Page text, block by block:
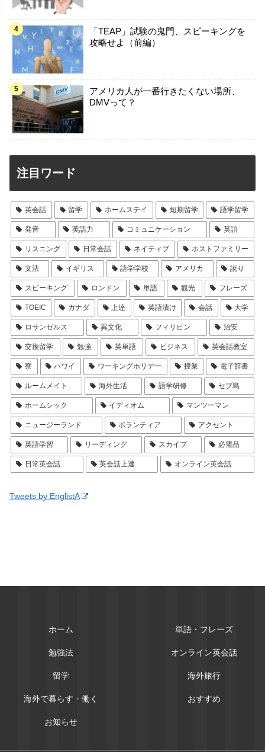
「TEAP」試験の鬼門、スピーキングを
攻略せよ（前編）
アメリカ人が一番行きたくない場所、
DMVって？
注目ワード
英会話 留学 ホームステイ 短期留学 語学留学
発音 英語力 コミュニケーション 英語
リスニング 日常会話 ネイティブ ホストファミリー
文法 イギリス 語学学校 アメリカ 訛り
スピーキング ロンドン 単語 観光 フレーズ
TOEIC カナダ 上達 英語漬け 会話 大学
ロサンゼルス 異文化 フィリピン 治安
交換留学 勉強 英単語 ビジネス 英会話教室
寮 ハワイ ワーキングホリデー 授業 電子辞書
ルームメイト 海外生活 語学研修 セブ島
ホームシック イディオム マンツーマン
ニュージーランド ボランティア アクセント
英語学習 リーディング スカイプ 必需品
日常英会話 英会話上達 オンライン英会話
Tweets by EnglistA
ホーム 単語・フレーズ
勉強法 オンライン英会話
留学 海外旅行
海外で暮らす・働く おすすめ
お知らせ